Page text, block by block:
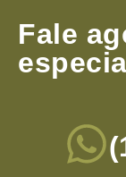
Fale